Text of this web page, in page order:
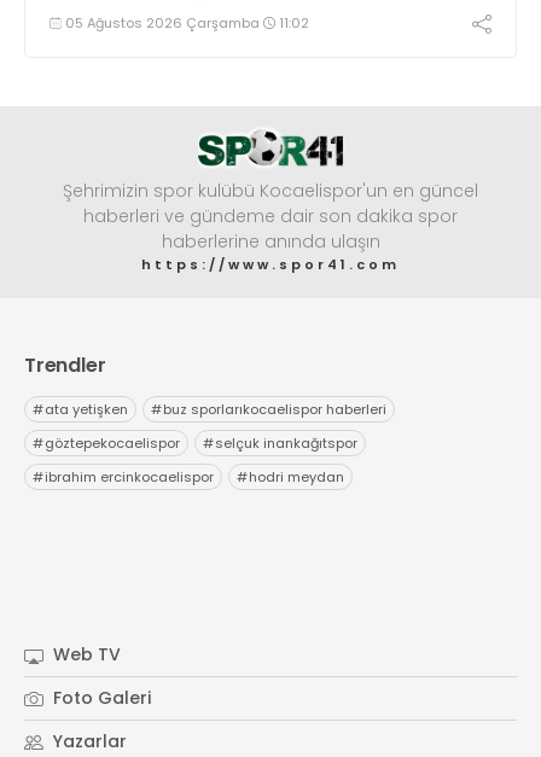
eden millî sporcumuz İdil Ceylin YIRTAR, büyük bir
başarıya imza atarak Dünya ikincisi oldu.
05 Ağustos 2026 Çarşamba 11:02
Şehrimizin spor kulübü Kocaelispor'un en güncel
haberleri ve gündeme dair son dakika spor
haberlerine anında ulaşın
https://www.spor41.com
Trendler
#ata yetişken #buz sporlarıkocaelispor haberleri
#göztepekocaelispor #selçuk inankağıtspor
#ibrahim ercinkocaelispor #hodri meydan
Web TV
Foto Galeri
Yazarlar